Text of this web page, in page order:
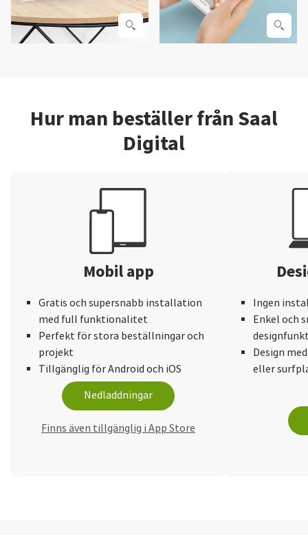
Hur man beställer från Saal
Digital
Mobil app
Gratis och supersnabb installation
med full funktionalitet
Perfekt för stora beställningar och
projekt
Tillgänglig för Android och iOS
Nedladdningar
Finns även tillgänglig i App Store
Ingen
Enkel och
Design
eller